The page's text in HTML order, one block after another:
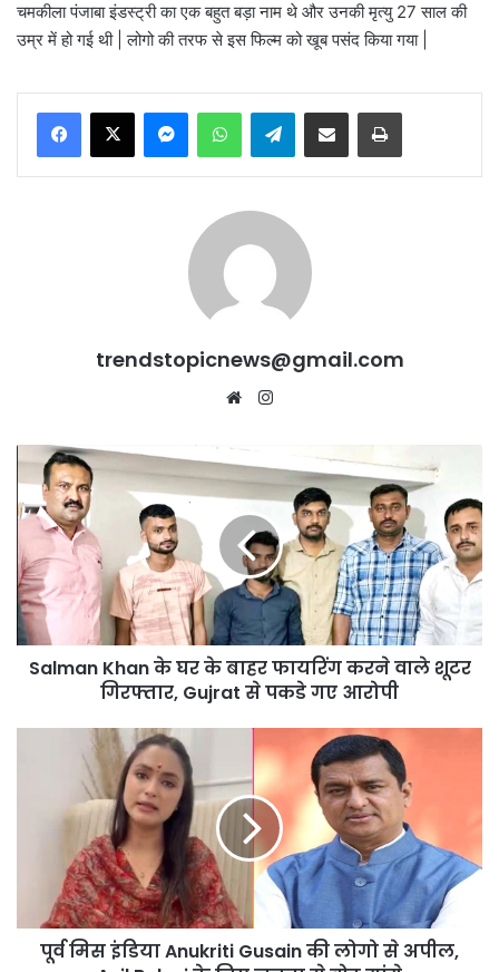
चमकीला पंजाबा इंडस्ट्री का एक बहुत बड़ा नाम थे और उनकी मृत्यु 27 साल की
उम्र में हो गई थी | लोगो की तरफ से इस फिल्म को खूब पसंद किया गया |
MessengerWhatsAppTelegramShare via Email Print
trendstopicnews@gmail.com
Website
Salman
Khan
के
घर
के
बाहर
फायरिंग
करने
वाले
शूटरSalman Khan के घर के बाहर फायरिंग करने वाले शूटर
गिरफ्तार, Gujrat से पकडे गए आरोपी
Anukriti
अपील,
Anilपूर्व मिस इंडिया Anukriti Gusain की लोगो से अपील,